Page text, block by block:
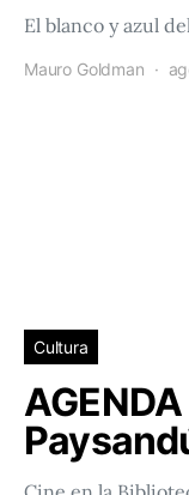
El blanco y azul
Mauro Goldman
Cultura